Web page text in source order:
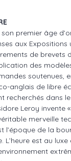
premier âge
aux Expositions
de brevets
des
soutenues,
anglais de libre
recherchés dans
Leroy invente
merveille
l’époque de la
est au